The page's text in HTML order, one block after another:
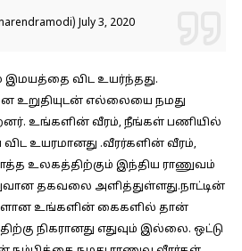
July 3, 2020
இமயத்தை விட உயர்ந்தது.
உறுதியுடன் எல்லையை நமது
உங்களின் வீரம், நீங்கள் பணியில்
விட உயரமானது .வீரர்களின் வீரம்,
உலகத்திற்கும் இந்திய ராணுவம்
தகவலை அளித்துள்ளது.நாட்டின்
உங்களின் கைகளில் தான்
நிகரானது எதுவும் இல்லை. ஒட்டு